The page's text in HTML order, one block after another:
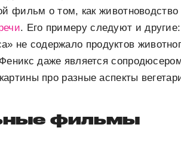
фильм о том, как животноводство
. Его примеру следуют и
не содержало продуктов
даже является
про разные аспекты
фильмы